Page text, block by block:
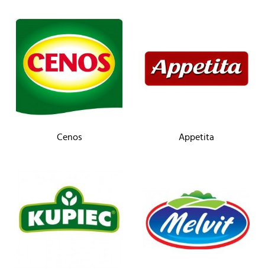
Cenos Appetita